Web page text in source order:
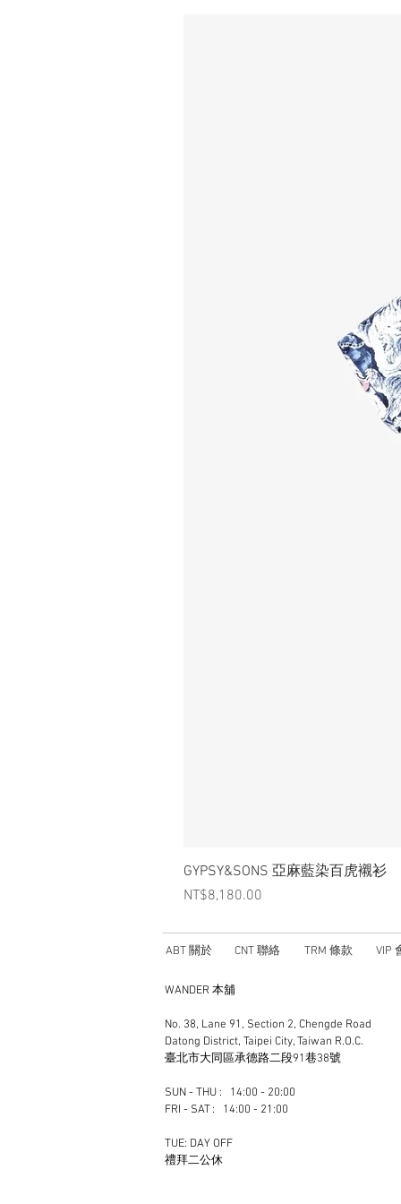
GYPSY&SONS 亞麻藍染百虎襯衫
Price
NT$8,180.00
ABT 關於 CNT 聯絡 TRM 條款 VIP
WANDER 本舖
No. 38, Lane 91, Section 2, Chengde Road
Datong District, Taipei City, Taiwan R.O.C.
臺北市大同區承德路二段91巷38號
SUN - THU : 14:00 - 20:00
FRI - SAT : 14:00 - 21:00
TUE: DAY OFF
​禮拜二公休